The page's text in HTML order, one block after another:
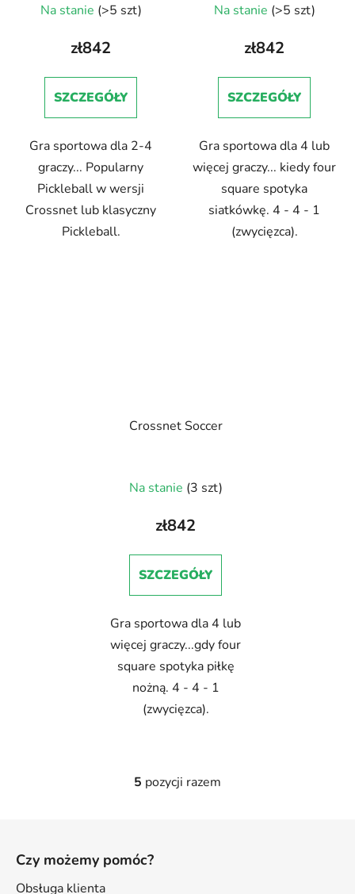
Na stanie (>5 szt)
zł842
SZCZEGÓŁY
Gra sportowa dla 2-4
graczy... Popularny
Pickleball w wersji
Crossnet lub klasyczny
Pickleball.
Na stanie (>5 szt)
zł842
SZCZEGÓŁY
Gra sportowa dla 4 lub
więcej graczy... kiedy four
square spotyka
siatkówkę. 4 - 4 - 1
(zwycięzca).
Crossnet Soccer
Na stanie (3 szt)
zł842
SZCZEGÓŁY
Gra sportowa dla 4 lub
więcej graczy...gdy four
square spotyka piłkę
nożną. 4 - 4 - 1
(zwycięzca).
K
5 pozycji razem
Czy możemy pomóc?
Obsługa klienta